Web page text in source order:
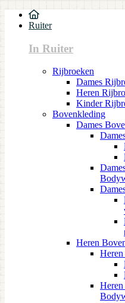
Ruiter
In Ruiter
Rijbroeken
Dames
Heren
Kinder
Bovenkleding
Dames
Heren